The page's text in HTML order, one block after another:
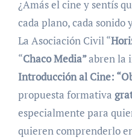
¿Amás el cine y sentís que hay algo más detrás de
cada plano, cada sonido
La Asociación Civil “
“Chaco Media”abren la
Introducción al Cine:
propuesta formativa
especialmente para
quieren comprenderlo